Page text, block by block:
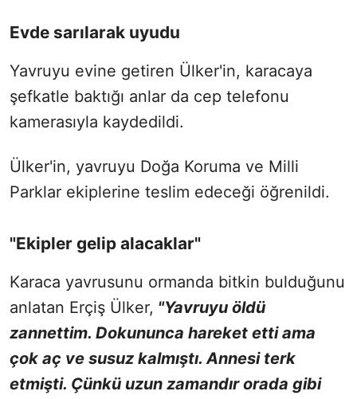
Evde sarılarak uyudu
Yavruyu evine getiren Ülker'in, karacaya
şefkatle baktığı anlar da cep telefonu
kamerasıyla kaydedildi.
Ülker'in, yavruyu Doğa Koruma ve Milli
Parklar ekiplerine teslim edeceği öğrenildi.
"Ekipler gelip alacaklar"
Karaca yavrusunu ormanda bitkin bulduğunu
anlatan Erçiş Ülker, "Yavruyu öldü
zannettim. Dokununca hareket etti ama
çok aç ve susuz kalmıştı. Annesi terk
etmişti. Çünkü uzun zamandır orada gibi